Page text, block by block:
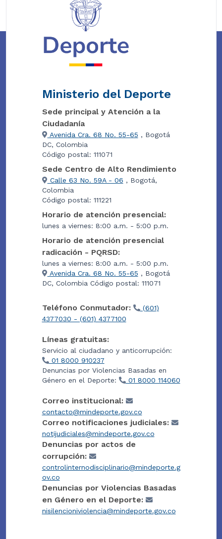
Ministerio del Deporte
Sede principal y Atención a la
Ciudadanía
Avenida Cra. 68 No. 55-65 , Bogotá
DC, Colombia
Código postal: 111071
Sede Centro de Alto Rendimiento
Calle 63 No. 59A - 06 , Bogotá,
Colombia
Código postal: 111221
Horario de atención presencial:
lunes a viernes: 8:00 a.m. - 5:00 p.m.
Horario de atención presencial
radicación - PQRSD:
lunes a viernes: 8:00 a.m. - 5:00 p.m.
Avenida Cra. 68 No. 55-65 , Bogotá
DC, Colombia Código postal: 111071
Teléfono Conmutador:
(601)
4377030 - (601) 4377100
Líneas gratuitas:
Servicio al ciudadano y anticorrupción:
01 8000 910237
Denuncias por Violencias Basadas en
Género en el Deporte:
01 8000 114060
Correo institucional:
contacto@mindeporte.gov.co
Correo notificaciones judiciales:
notijudiciales@mindeporte.gov.co
Denuncias por actos de
corrupción:
controlinternodisciplinario@mindeporte.g
ov.co
Denuncias por Violencias Basadas
en Género en el Deporte:
nisilencioniviolencia@mindeporte.gov.co